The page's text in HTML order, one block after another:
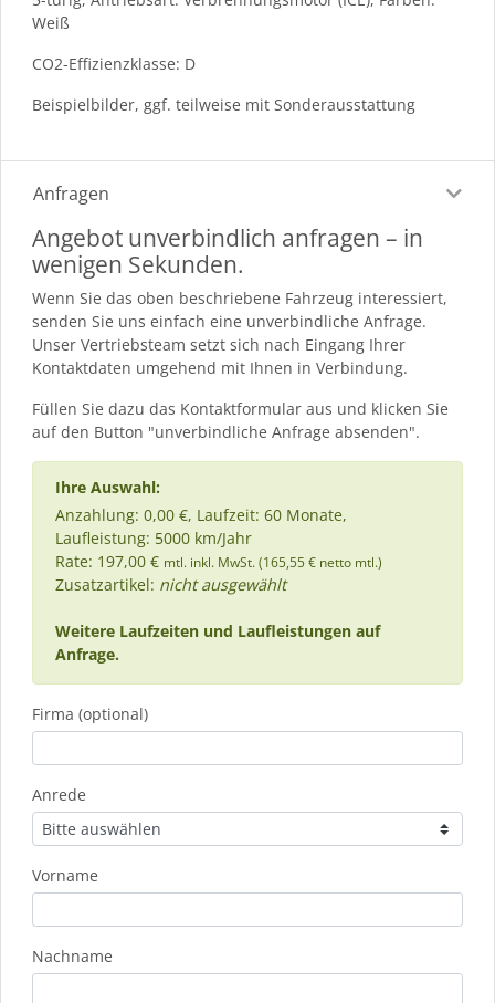
Weiß
CO2-Effizienzklasse: D
Beispielbilder, ggf. teilweise mit Sonderausstattung
Anfragen
Angebot unverbindlich anfragen – in
wenigen Sekunden.
Wenn Sie das oben beschriebene Fahrzeug interessiert,
senden Sie uns einfach eine unverbindliche Anfrage.
Unser Vertriebsteam setzt sich nach Eingang Ihrer
Kontaktdaten umgehend mit Ihnen in Verbindung.
Füllen Sie dazu das Kontaktformular aus und klicken Sie
auf den Button "unverbindliche Anfrage absenden".
Ihre Auswahl:
Anzahlung: 0,00 €, Laufzeit: 60 Monate,
Laufleistung: 5000 km/Jahr
Rate: 197,00 € mtl. inkl. MwSt. (165,55 € netto mtl.)
Zusatzartikel: nicht ausgewählt
Weitere Laufzeiten und Laufleistungen auf
Anfrage.
Firma (optional)
Anrede
Vorname
Nachname